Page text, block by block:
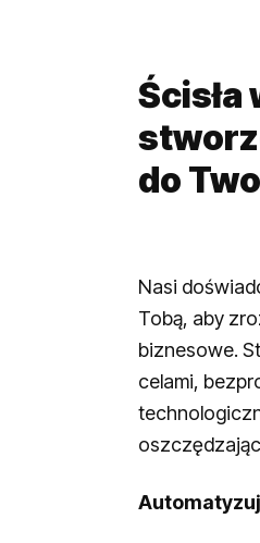
Ścisła
do
Nasi
Tobą, aby
biznesowe.
celami,